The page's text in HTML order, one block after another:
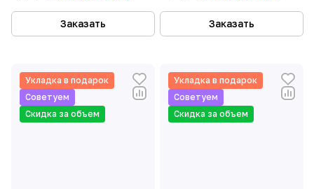
Заказать Заказать
Укладка в подарок
Советуем
Скидка за объем
Укладка в подарок
Советуем
Скидка за объем